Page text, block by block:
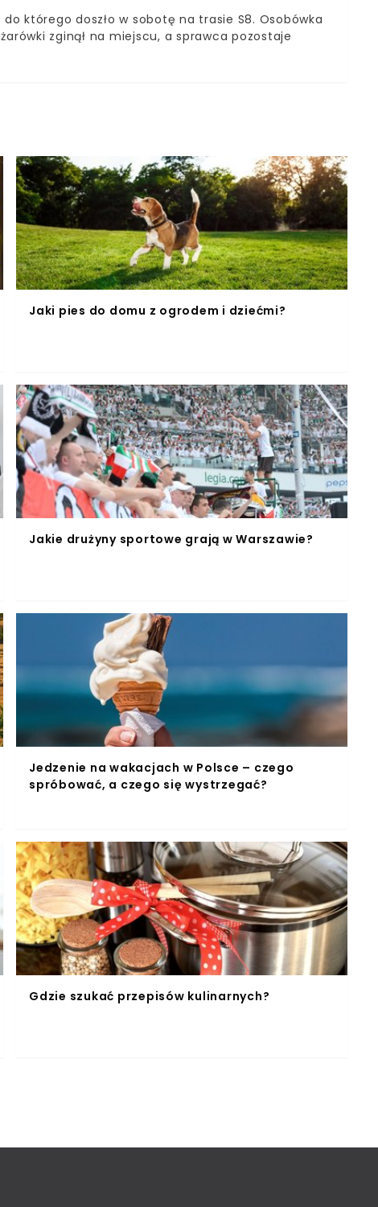
którego doszło w sobotę na trasie S8. Osobówka
zginął na miejscu, a sprawca pozostaje
Jaki pies do domu z ogrodem i dziećmi?
Jakie drużyny sportowe grają w Warszawie?
Jedzenie na wakacjach w Polsce – czego
spróbować, a czego się wystrzegać?
Gdzie szukać przepisów kulinarnych?